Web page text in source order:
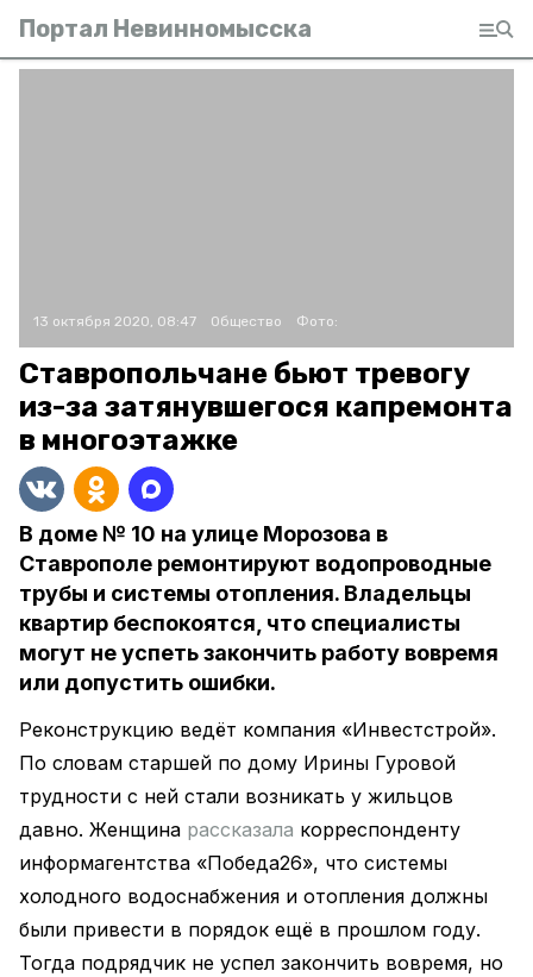
Портал Невинномысска
13 октября 2020, 08:47 Общество Фото:
Ставропольчане бьют тревогу
из-за затянувшегося капремонта
в многоэтажке
В доме № 10 на улице Морозова в
Ставрополе ремонтируют водопроводные
трубы и системы отопления. Владельцы
квартир беспокоятся, что специалисты
могут не успеть закончить работу вовремя
или допустить ошибки.
Реконструкцию ведёт компания «Инвестстрой».
По словам старшей по дому Ирины Гуровой
трудности с ней стали возникать у жильцов
давно. Женщина рассказала корреспонденту
информагентства «Победа26», что системы
холодного водоснабжения и отопления должны
были привести в порядок ещё в прошлом году.
Тогда подрядчик не успел закончить вовремя, но